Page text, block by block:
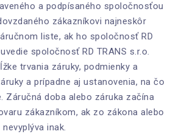
a podpísaného spoločnosťou
zákazníkovi najneskôr
liste, ak ho spoločnosť RD
spoločnosť RD TRANS s.r.o.
trvania záruky, podmienky a
a prípadne aj ustanovenia, na čo
Záručná doba alebo záruka začína
zákazníkom, ak zo zákona alebo
inak.